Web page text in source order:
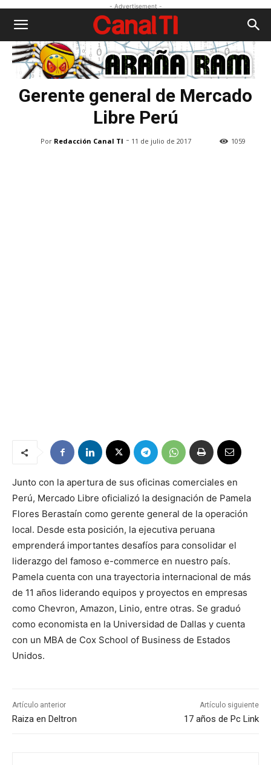
- Advertisement -
Gerente general de Mercado
Libre Perú
Por Redacción Canal TI - 11 de julio de 2017 1059
Junto con la apertura de sus oficinas comerciales en
Perú, Mercado Libre oficializó la designación de Pamela
Flores Berastaín como gerente general de la operación
local. Desde esta posición, la ejecutiva peruana
emprenderá importantes desafíos para consolidar el
liderazgo del famoso e-commerce en nuestro país.
Pamela cuenta con una trayectoria internacional de más
de 11 años liderando equipos y proyectos en empresas
como Chevron, Amazon, Linio, entre otras. Se graduó
como economista en la Universidad de Dallas y cuenta
con un MBA de Cox School of Business de Estados
Unidos.
Artículo anterior
Raiza en Deltron
Artículo siguiente
17 años de Pc Link